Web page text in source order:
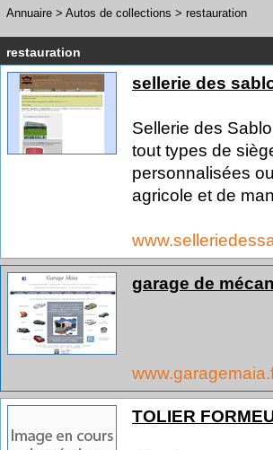
Annuaire > Autos de collections > restauration
restauration
sellerie des
Sellerie des
tout types de
personnalisées
agricole et de
garage de
TOLIER